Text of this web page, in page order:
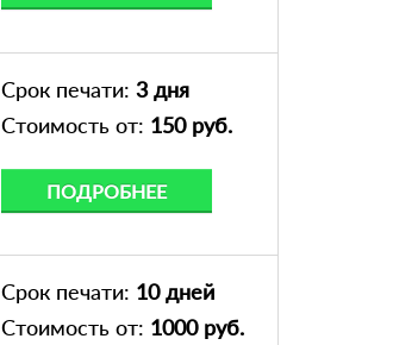
Срок печати: 3 дня
Стоимость от: 150 руб.
ПОДРОБНЕЕ
Срок печати: 10 дней
Стоимость от: 1000 руб.